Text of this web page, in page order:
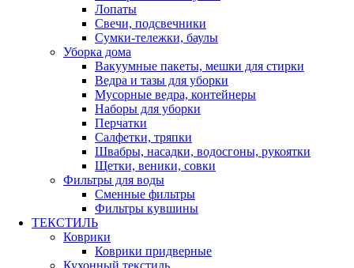
Лопаты
Свечи, подсвечники
Сумки-тележки, баулы
Уборка дома
Вакуумные пакеты, мешки для стирки
Ведра и тазы для уборки
Мусорные ведра, контейнеры
Наборы для уборки
Перчатки
Салфетки, тряпки
Швабры, насадки, водосгоны, рукоятки
Щетки, веники, совки
Фильтры для воды
Сменные фильтры
Фильтры кувшины
ТЕКСТИЛЬ
Коврики
Коврики придверные
Кухонный текстиль